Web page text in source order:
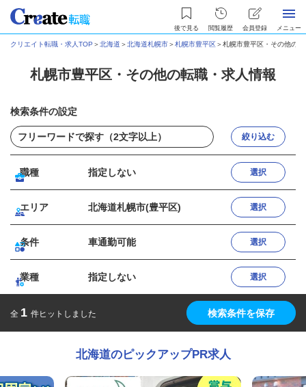
後で見る 閲覧履歴 会員登録 メニュー
クリエイト転職・求人TOP ＞北海道 ＞北海道札幌市＞札幌市豊平区＞札幌市豊平区・その他の
札幌市豊平区・その他の転職・求人情報
検索条件の設定
絞り込む
職種 指定しない 選択
エリア 北海道札幌市(豊平区) 選択
条件 車通勤可能 選択
業種 指定しない 選択
全 1 件ヒットしました 検索条件を保存
北海道のピックアップPR求人